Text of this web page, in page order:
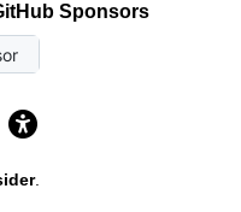
Sponsors
CSS
WCAG 2.1 AA
.